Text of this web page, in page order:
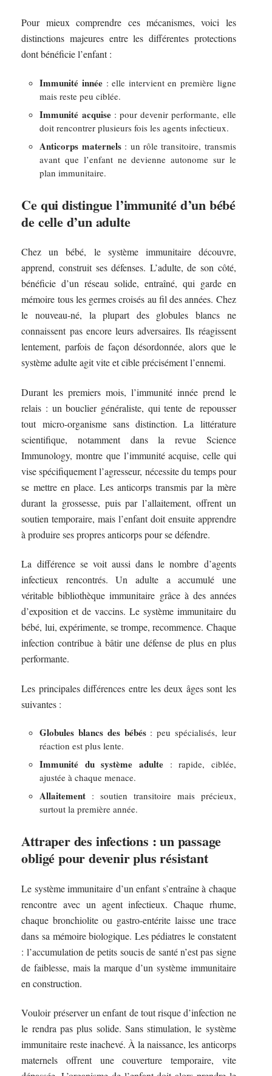
Pour mieux comprendre ces mécanismes, voici les
distinctions majeures entre les différentes protections
dont bénéficie l’enfant :
Immunité innée: elle intervient en première ligne
mais reste peu ciblée.
Immunité acquise: pour devenir performante, elle
doit rencontrer plusieurs fois les agents infectieux.
Anticorps maternels: un rôle transitoire, transmis
avant que l’enfant ne devienne autonome sur le
plan immunitaire.
Ce qui distingue l’immunité d’un bébé
de celle d’un adulte
Chez un bébé, le système immunitaire découvre,
apprend, construit ses défenses. L’adulte, de son côté,
bénéficie d’un réseau solide, entraîné, qui garde en
mémoire tous les germes croisés au fil des années. Chez
le nouveau-né, la plupart des globules blancs ne
connaissent pas encore leurs adversaires. Ils réagissent
lentement, parfois de façon désordonnée, alors que le
système adulte agit vite et cible précisément l’ennemi.
Durant les premiers mois, l’immunité innée prend le
relais : un bouclier généraliste, qui tente de repousser
tout micro-organisme sans distinction. La littérature
scientifique, notamment dans la revue Science
Immunology, montre que l’immunité acquise, celle qui
vise spécifiquement l’agresseur, nécessite du temps pour
se mettre en place. Les anticorps transmis par la mère
durant la grossesse, puis par l’allaitement, offrent un
soutien temporaire, mais l’enfant doit ensuite apprendre
à produire ses propres anticorps pour se défendre.
La différence se voit aussi dans le nombre d’agents
infectieux rencontrés. Un adulte a accumulé une
véritable bibliothèque immunitaire grâce à des années
d’exposition et de vaccins. Le système immunitaire du
bébé, lui, expérimente, se trompe, recommence. Chaque
infection contribue à bâtir une défense de plus en plus
performante.
Les principales différences entre les deux âges sont les
suivantes :
Globules blancs des bébés: peu spécialisés, leur
réaction est plus lente.
Immunité du système adulte : rapide, ciblée,
ajustée à chaque menace.
Allaitement : soutien transitoire mais précieux,
surtout la première année.
Attraper des infections : un passage
obligé pour devenir plus résistant
Le système immunitaire d’un enfant s’entraîne à chaque
rencontre avec un agent infectieux. Chaque rhume,
chaque bronchiolite ou gastro-entérite laisse une trace
dans sa mémoire biologique. Les pédiatres le constatent
: l’accumulation de petits soucis de santé n’est pas signe
de faiblesse, mais la marque d’un système immunitaire
en construction.
Vouloir préserver un enfant de tout risque d’infection ne
le rendra pas plus solide. Sans stimulation, le système
immunitaire reste inachevé. À la naissance, les anticorps
maternels offrent une couverture temporaire, vite